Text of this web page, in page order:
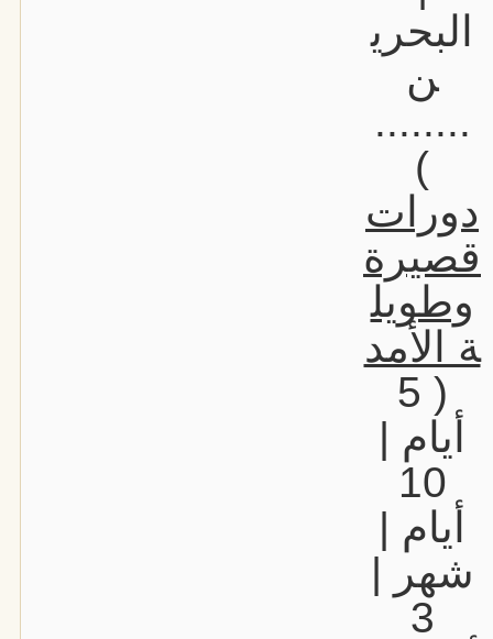
البحري
ن
........
)
دورات
قصيرة
وطويل
ة الأمد
( 5
أيام |
10
أيام |
شهر |
3